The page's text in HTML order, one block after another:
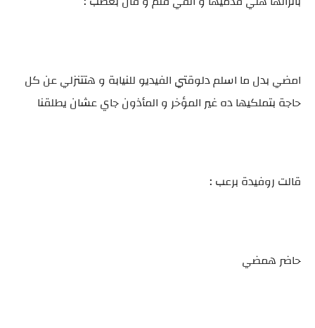
امضي بدل ما اسلم دلوقتي الفيديو للنيابة و هتتنزلي عن كل
حاجة بتملكيها ده غير المؤخر و المأذون جاي عشان يطلقنا
قالت روفيدة برعب :
حاضر همضي